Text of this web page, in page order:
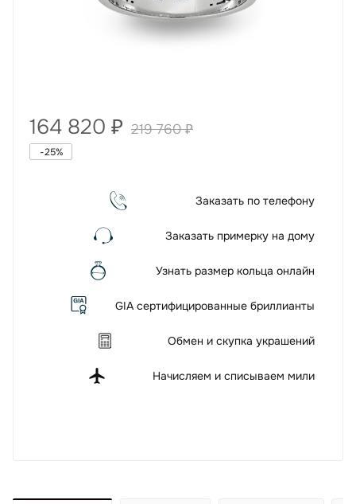
164 820 ₽ 219 760₽
-25%
Заказать по телефону
Заказать примерку на дому
Узнать размер кольца онлайн
GIA сертифицированные бриллианты
Обмен и скупка украшений
Начисляем и списываем мили